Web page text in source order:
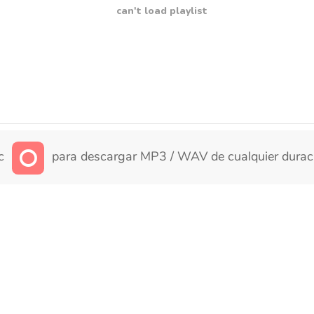
can't load playlist
para descargar MP3 / WAV de cualquier